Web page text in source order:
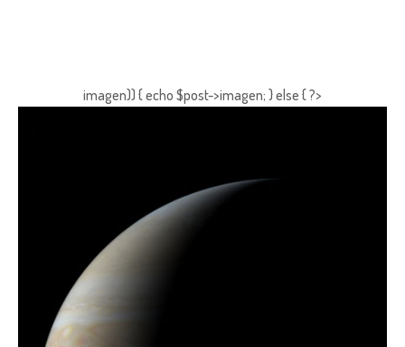
imagen)) { echo $post->imagen; } else { ?>